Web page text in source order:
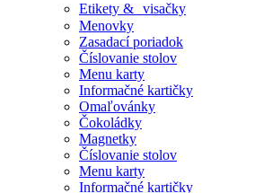
Etikety & visačky
Menovky
Zasadací poriadok
Číslovanie stolov
Menu karty
Informačné kartičky
Omaľovánky
Čokoládky
Magnetky
Číslovanie stolov
Menu karty
Informačné kartičky